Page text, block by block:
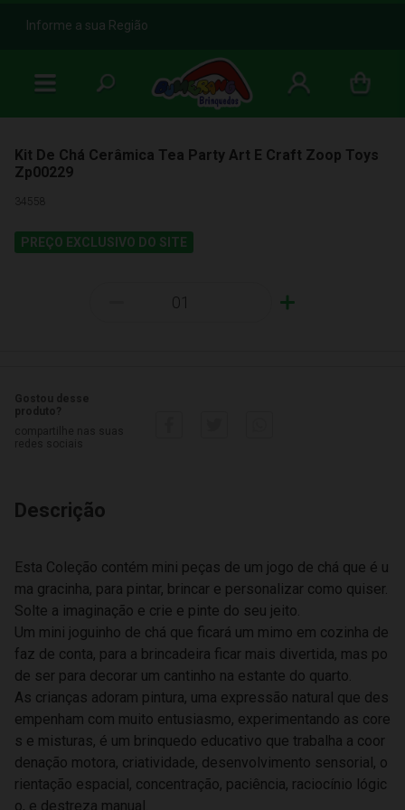
b
Informe a sua Região
Kit De Chá Cerâmica Tea Party Art E Craft Zoop Toys
Zp00229
34558
PREÇO EXCLUSIVO DO SITE
+
Descrição
Esta Coleção contém mini peças de um jogo de chá que é u
ma gracinha, para pintar, brincar e personalizar como quiser.
Solte a imaginação e crie e pinte do seu jeito.
Um mini joguinho de chá que ficará um mimo em cozinha de
faz de conta, para a brincadeira ficar mais divertida, mas po
de ser para decorar um cantinho na estante do quarto.
As crianças adoram pintura, uma expressão natural que des
empenham com muito entusiasmo, experimentando as core
s e misturas, é um brinquedo educativo que trabalha a coor
denação motora, criatividade, desenvolvimento sensorial, o
rientação espacial, concentração, paciência, raciocínio lógic
o, e destreza manual.